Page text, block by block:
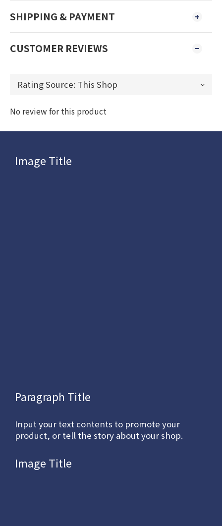
SHIPPING & PAYMENT
CUSTOMER REVIEWS
No review for this product
Image Title
Paragraph Title
Input your text contents to promote your
product, or tell the story about your shop.
Image Title